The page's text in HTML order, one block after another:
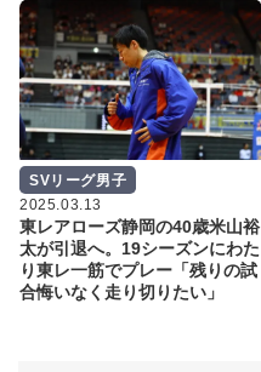
SVリーグ男子
2025.03.13
東レアローズ静岡の40歳米山裕
太が引退へ。19シーズンにわた
り東レ一筋でプレー「残りの試
合悔いなく走り切りたい」